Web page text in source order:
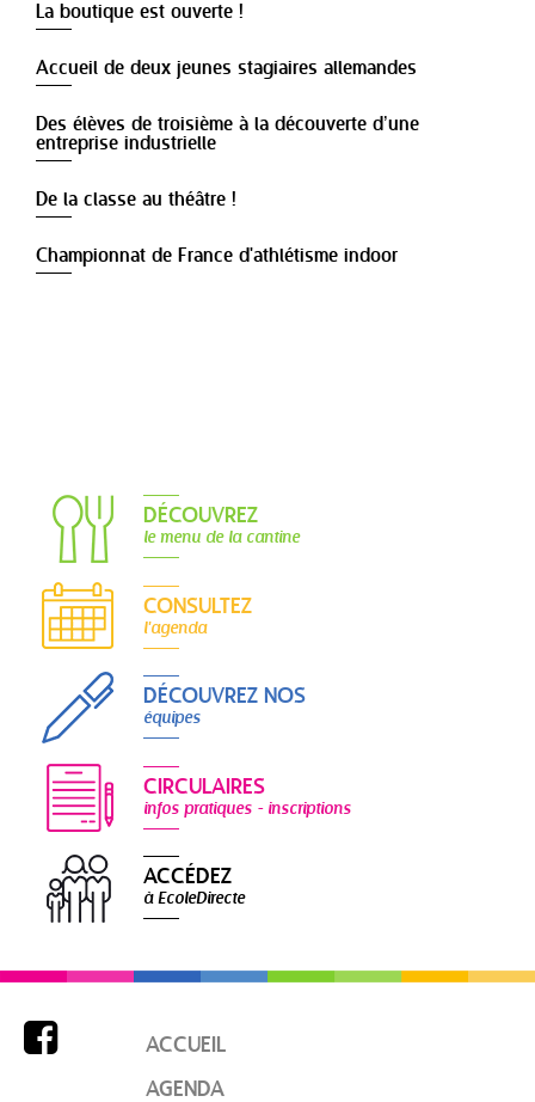
La boutique est ouverte !
Accueil de deux jeunes stagiaires allemandes
Des élèves de troisième à la découverte d’une
entreprise industrielle
De la classe au théâtre !
Championnat de France d'athlétisme indoor
DÉCOUVREZ
le menu de la cantine
CONSULTEZ
l'agenda
DÉCOUVREZ NOS
équipes
CIRCULAIRES
infos pratiques - inscriptions
ACCÉDEZ
à EcoleDirecte

ACCUEIL
AGENDA